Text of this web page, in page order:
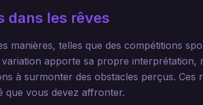
dans les rêves
manières, telles que des compétitions
apporte sa propre interprétation,
à surmonter des obstacles perçus. Ces
que vous devez affronter.